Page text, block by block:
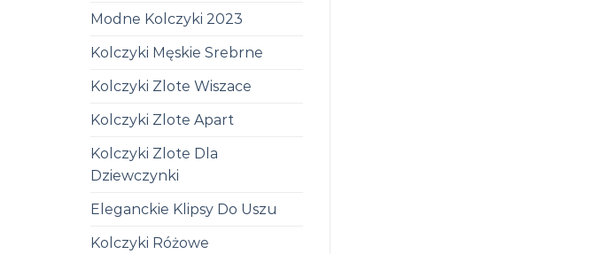
Modne Kolczyki 2023
Kolczyki Męskie Srebrne
Kolczyki Zlote Wiszace
Kolczyki Zlote Apart
Kolczyki Zlote Dla
Dziewczynki
Eleganckie Klipsy Do Uszu
Kolczyki Różowe